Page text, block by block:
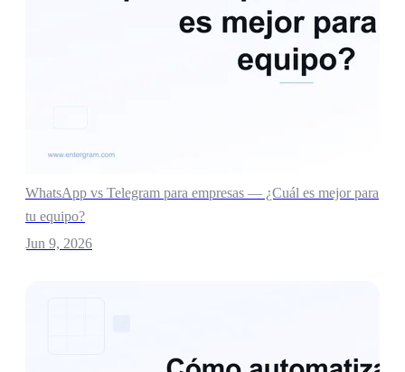
WhatsApp vs Telegram para empresas — ¿Cuál es mejor para
tu equipo?
Jun 9, 2026